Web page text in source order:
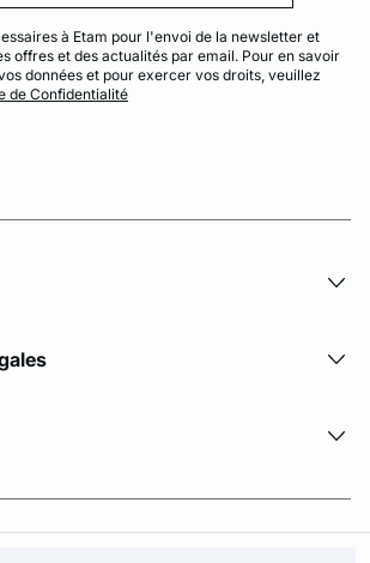
à Etam pour l'envoi de la newsletter et
offres et des actualités par email. Pour en savoir
données et pour exercer vos droits, veuillez
de Confidentialité